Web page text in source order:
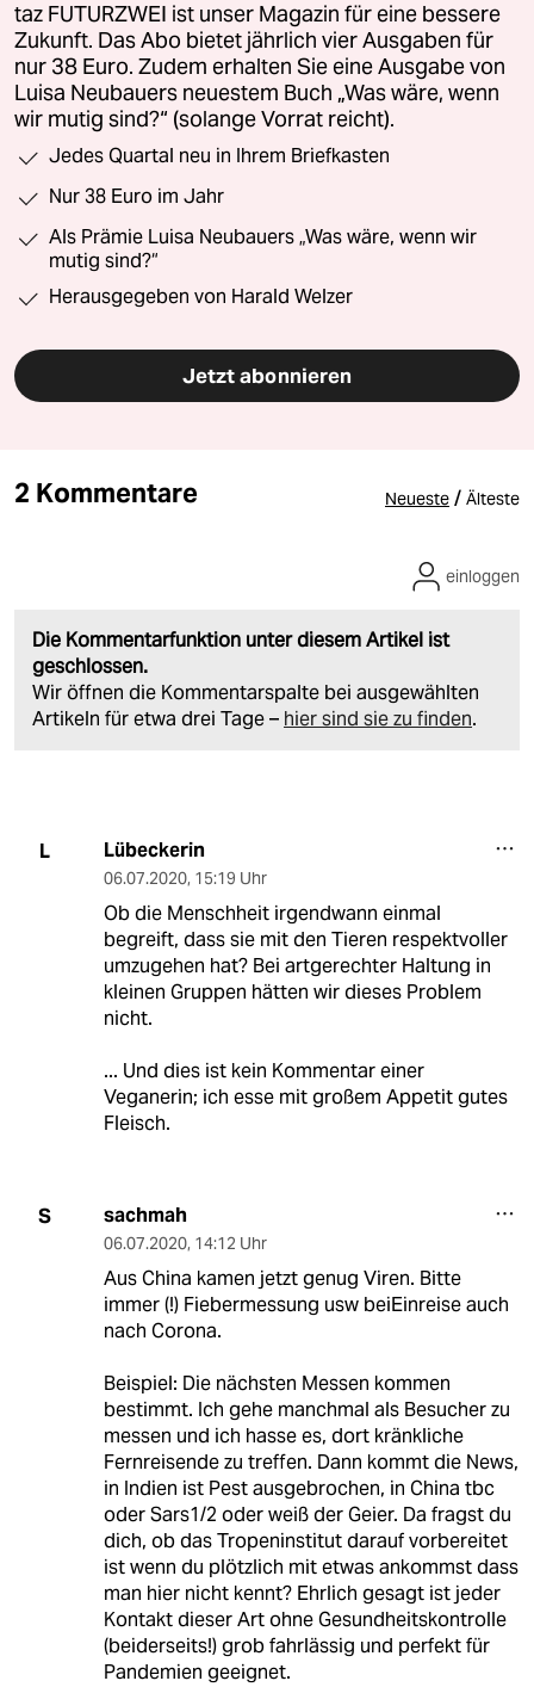
taz FUTURZWEI ist unser Magazin für eine bessere
Zukunft. Das Abo bietet jährlich vier Ausgaben für
nur 38 Euro. Zudem erhalten Sie eine Ausgabe von
Luisa Neubauers neuestem Buch „Was wäre, wenn
wir mutig sind?“ (solange Vorrat reicht).
Jedes Quartal neu in Ihrem Briefkasten
Nur 38 Euro im Jahr
Als Prämie Luisa Neubauers „Was wäre, wenn wir
mutig sind?“
Herausgegeben von Harald Welzer
Jetzt abonnieren
2 Kommentare Neueste / Älteste
Die Kommentarfunktion unter diesem Artikel ist
geschlossen.
Wir öffnen die Kommentarspalte bei ausgewählten
Artikeln für etwa drei Tage – hier sind sie zu finden.
einloggen
L Lübeckerin
06.07.2020, 15:19 Uhr
Ob die Menschheit irgendwann einmal
begreift, dass sie mit den Tieren respektvoller
umzugehen hat? Bei artgerechter Haltung in
kleinen Gruppen hätten wir dieses Problem
nicht.
... Und dies ist kein Kommentar einer
Veganerin; ich esse mit großem Appetit gutes
Fleisch.
S sachmah
06.07.2020, 14:12 Uhr
Aus China kamen jetzt genug Viren. Bitte
immer (!) Fiebermessung usw beiEinreise auch
nach Corona.
Beispiel: Die nächsten Messen kommen
bestimmt. Ich gehe manchmal als Besucher zu
messen und ich hasse es, dort kränkliche
Fernreisende zu treffen. Dann kommt die News,
in Indien ist Pest ausgebrochen, in China tbc
oder Sars1/2 oder weiß der Geier. Da fragst du
dich, ob das Tropeninstitut darauf vorbereitet
ist wenn du plötzlich mit etwas ankommst dass
man hier nicht kennt? Ehrlich gesagt ist jeder
Kontakt dieser Art ohne Gesundheitskontrolle
(beiderseits!) grob fahrlässig und perfekt für
Pandemien geeignet.